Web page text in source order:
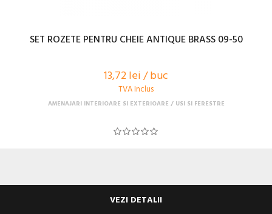
SET ROZETE PENTRU CHEIE ANTIQUE BRASS 09-50
13,72 lei / buc
TVA Inclus
AMENAJARI INTERIOARE SI EXTERIOARE USI SI FERESTRE
VEZI DETALII